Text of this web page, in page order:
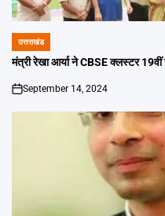
POSTED
IN
उत्तराखंड
मंत्री रेखा आर्या ने CBSE क्लस्टर 19वीं
on
September 14, 2024